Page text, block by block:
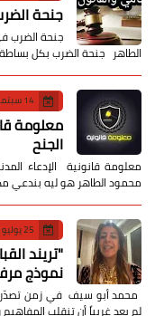
جنحة
جنحة الضرب
الطاهر جنحة الضرب بكل
14 سبتمبر 2022
معلومة
الجنح
معلومة قانونية الإدعاء
محمود الطاهر هو ليه بندعي
25 يوليو 2026
​"تريند
نموذج
محمد أبو سيف ​في زمن
لم يعد غريباً أن تنقلب